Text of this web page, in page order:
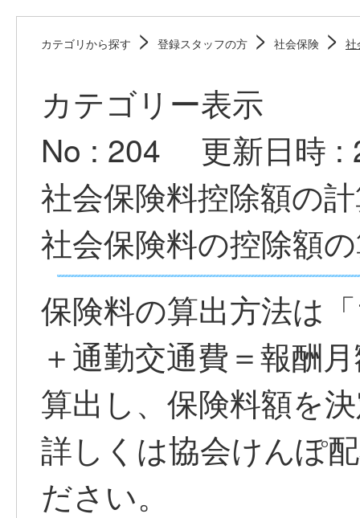
カテゴリから探す > 登録スタッフの方 > 社会保険 > 社
カテゴリー表示
No : 204
更新日時 :
社会保険料控除額の
社会保険料の控除額
保険料の算出方法は
＋通勤交通費＝報酬
算出し、保険料額を
詳しくは協会けんぽ
ださい。